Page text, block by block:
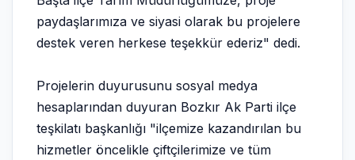
paydaşlarımıza ve siyasi olarak bu projelere
destek veren herkese teşekkür ederiz" dedi.
Projelerin duyurusunu sosyal medya
hesaplarından duyuran Bozkır Ak Parti ilçe
teşkilatı başkanlığı "ilçemize kazandırılan bu
hizmetler öncelikle çiftçilerimize ve tüm